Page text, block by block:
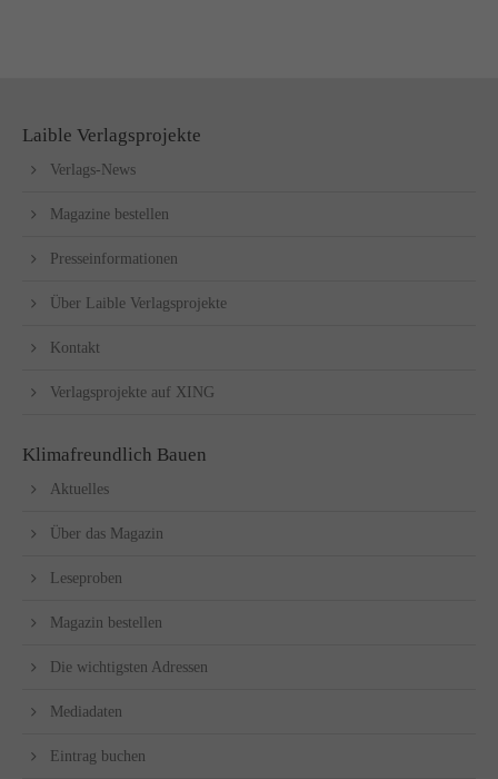
Laible Verlagsprojekte
Verlags-News
Magazine bestellen
Presseinformationen
Über Laible Verlagsprojekte
Kontakt
Verlagsprojekte auf XING
Klimafreundlich Bauen
Aktuelles
Über das Magazin
Leseproben
Magazin bestellen
Die wichtigsten Adressen
Mediadaten
Eintrag buchen